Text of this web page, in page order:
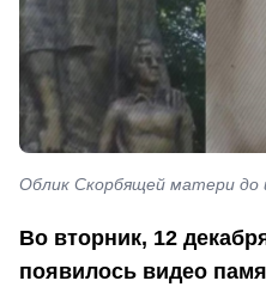
Облик Скорбящей матери до
Во вторник, 12
появилось видео